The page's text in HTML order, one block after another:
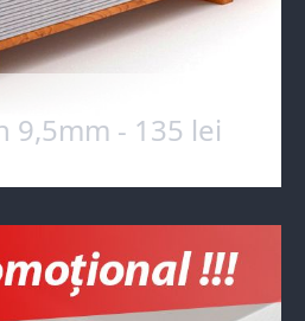
9,5mm - 135 lei